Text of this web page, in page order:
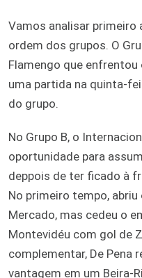
Vamos analisar primeiro
ordem dos grupos. O
Flamengo que enfrentou
uma partida na quinta-
do grupo.
No Grupo B, o
oportunidade para
deppois de ter ficado à
No primeiro tempo,
Mercado, mas cedeu o
Montevidéu com gol de
complementar, De Pena
vantagem em um Beira-